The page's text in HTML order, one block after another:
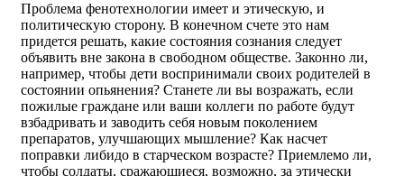
Проблема фенотехнологии имеет и этическую, и
политическую сторону. В конечном счете это нам
придется решать, какие состояния сознания следует
объявить вне закона в свободном обществе. Законно ли,
например, чтобы дети воспринимали своих родителей в
состоянии опьянения? Станете ли вы возражать, если
пожилые граждане или ваши коллеги по работе будут
взбадривать и заводить себя новым поколением
препаратов, улучшающих мышление? Как насчет
поправки либидо в старческом возрасте? Приемлемо ли,
чтобы солдаты, сражающиеся, возможно, за этически